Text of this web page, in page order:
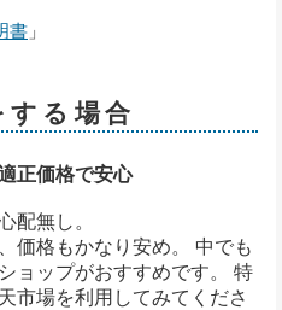
書 」
する場合
正価格で安心
配無し。
価格もかなり安め。 中でも
ョップがおすすめです。 特
市場を利用してみてくださ